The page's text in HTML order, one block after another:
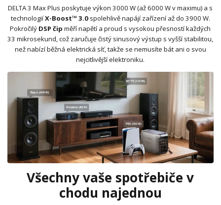
DELTA 3 Max Plus poskytuje výkon 3000 W (až 6000 W v maximu) a s
technologiíX-Boost™ 3.0spolehlivě napájí zařízení až do 3900 W.
Pokročilý DSP čip měří napětí a proud s vysokou přesností každých
33 mikrosekund, což zaručuje čistý sinusový výstup s vyšší stabilitou,
než nabízí běžná elektrická síť, takže se nemusíte bát ani o svou
nejcitlivější elektroniku.
Všechny vaše spotřebiče v
chodu najednou